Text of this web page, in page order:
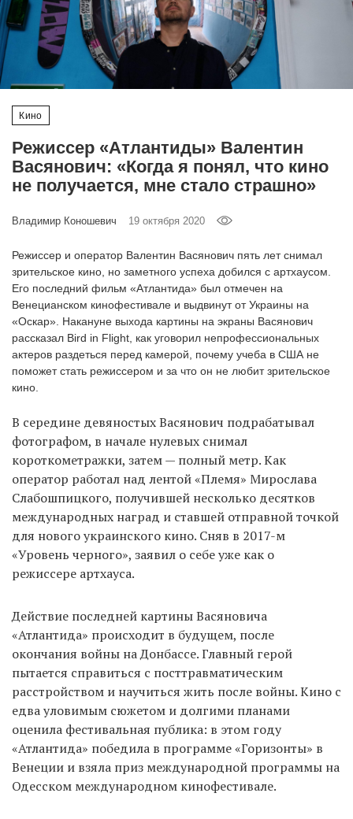
Кино
Режиссер «Атлантиды» Валентин
Васянович: «Когда я понял, что кино
не получается, мне стало страшно»
Владимир Коношевич 19 октября 2020
Режиссер и оператор Валентин Васянович пять лет снимал
зрительское кино, но заметного успеха добился с артхаусом.
Его последний фильм «Атлантида» был отмечен на
Венецианском кинофестивале и выдвинут от Украины на
«Оскар». Накануне выхода картины на экраны Васянович
рассказал Bird in Flight, как уговорил непрофессиональных
актеров раздеться перед камерой, почему учеба в США не
поможет стать режиссером и за что он не любит зрительское
кино.
В середине девяностых Васянович подрабатывал
фотографом, в начале нулевых снимал
короткометражки, затем — полный метр. Как
оператор работал над лентой «Племя» Мирослава
Слабошпицкого, получившей несколько десятков
международных наград и ставшей отправной точкой
для нового украинского кино. Сняв в 2017-м
«Уровень черного», заявил о себе уже как о
режиссере артхауса.
Действие последней картины Васяновича
«Атлантида» происходит в будущем, после
окончания войны на Донбассе. Главный герой
пытается справиться с посттравматическим
расстройством и научиться жить после войны. Кино с
едва уловимым сюжетом и долгими планами
оценила фестивальная публика: в этом году
«Атлантида» победила в программе «Горизонты» в
Венеции и взяла приз международной программы на
Одесском международном кинофестивале.